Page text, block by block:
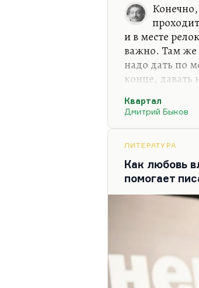
и в месте
важно. Там же
надо дать по
конце, давать
Я совершенно
ложных
квазиважных
в тотальный
женой, с…
Квартал
Дмитрий Быков
ЛИТЕРАТУРА
Как любовь
помогает